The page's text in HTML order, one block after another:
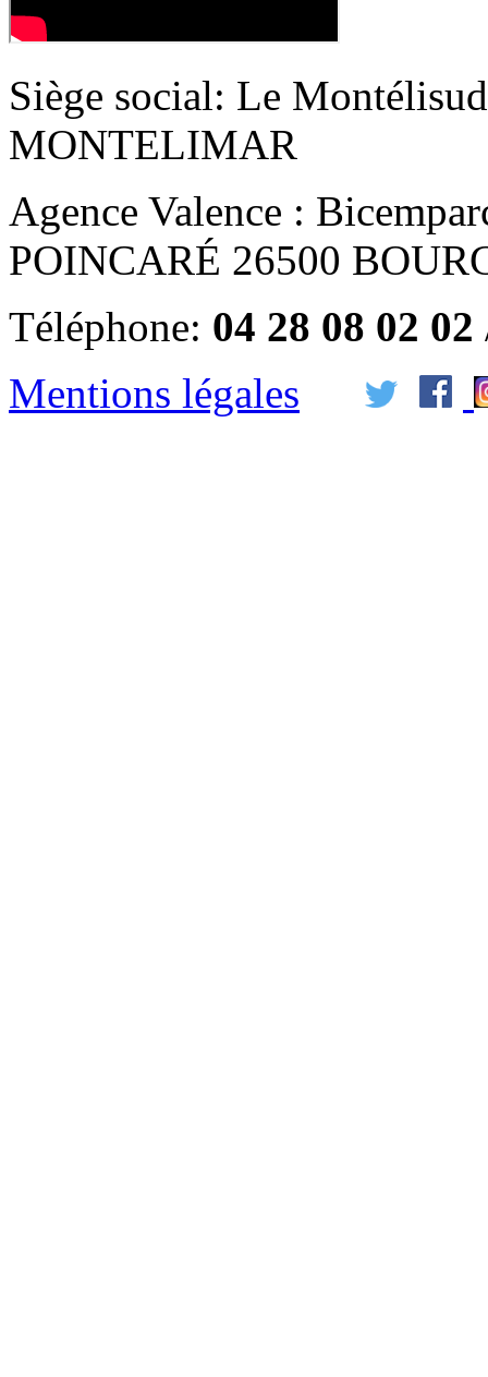
Siège social: Le
MONTELIMAR
Agence Valence :
POINCARÉ 26500
Téléphone: 04 28 08 02 02
Mentions légales